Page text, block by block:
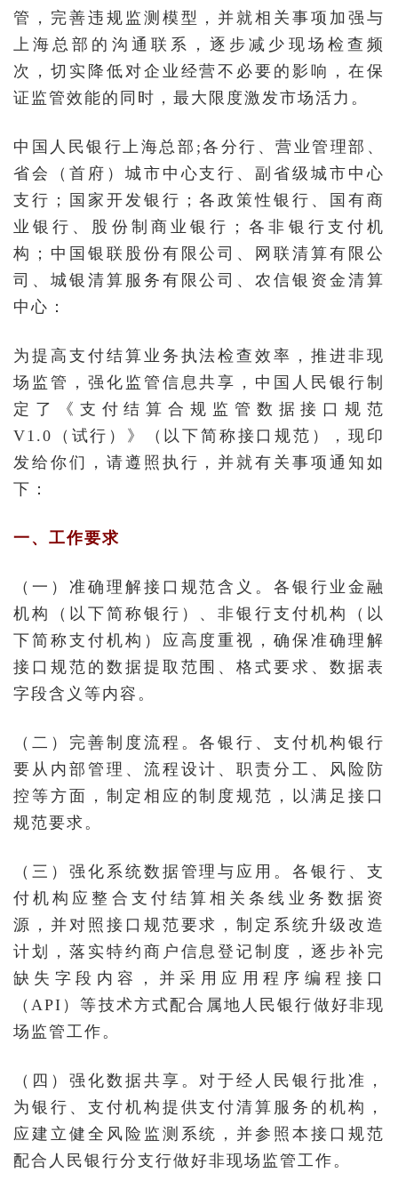
管，完善违规监测模型，并就相关事项加强与
上海总部的沟通联系，逐步减少现场检查频
次，切实降低对企业经营不必要的影响，在保
证监管效能的同时，最大限度激发市场活力。
中国人民银行上海总部;各分行、营业管理部、
省会（首府）城市中心支行、副省级城市中心
支行；国家开发银行；各政策性银行、国有商
业银行、股份制商业银行；各非银行支付机
构；中国银联股份有限公司、网联清算有限公
司、城银清算服务有限公司、农信银资金清算
中心：
为提高支付结算业务执法检查效率，推进非现
场监管，强化监管信息共享，中国人民银行制
定了《支付结算合规监管数据接口规范
V1.0（试行）》（以下简称接口规范），现印
发给你们，请遵照执行，并就有关事项通知如
下：
一、工作要求
（一）准确理解接口规范含义。各银行业金融
机构（以下简称银行）、非银行支付机构（以
下简称支付机构）应高度重视，确保准确理解
接口规范的数据提取范围、格式要求、数据表
字段含义等内容。
（二）完善制度流程。各银行、支付机构银行
要从内部管理、流程设计、职责分工、风险防
控等方面，制定相应的制度规范，以满足接口
规范要求。
（三）强化系统数据管理与应用。各银行、支
付机构应整合支付结算相关条线业务数据资
源，并对照接口规范要求，制定系统升级改造
计划，落实特约商户信息登记制度，逐步补完
缺失字段内容，并采用应用程序编程接口
（API）等技术方式配合属地人民银行做好非现
场监管工作。
（四）强化数据共享。对于经人民银行批准，
为银行、支付机构提供支付清算服务的机构，
应建立健全风险监测系统，并参照本接口规范
配合人民银行分支行做好非现场监管工作。